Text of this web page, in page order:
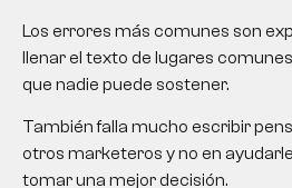
Los errores más comunes son
llenar el texto de lugares
que nadie puede sostener.
También falla mucho escribir
otros marketeros y no en
tomar una mejor decisión.